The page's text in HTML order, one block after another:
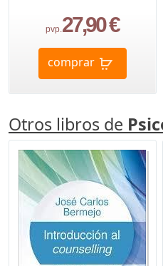
pvp.27,90 €
comprar
Otros libros de